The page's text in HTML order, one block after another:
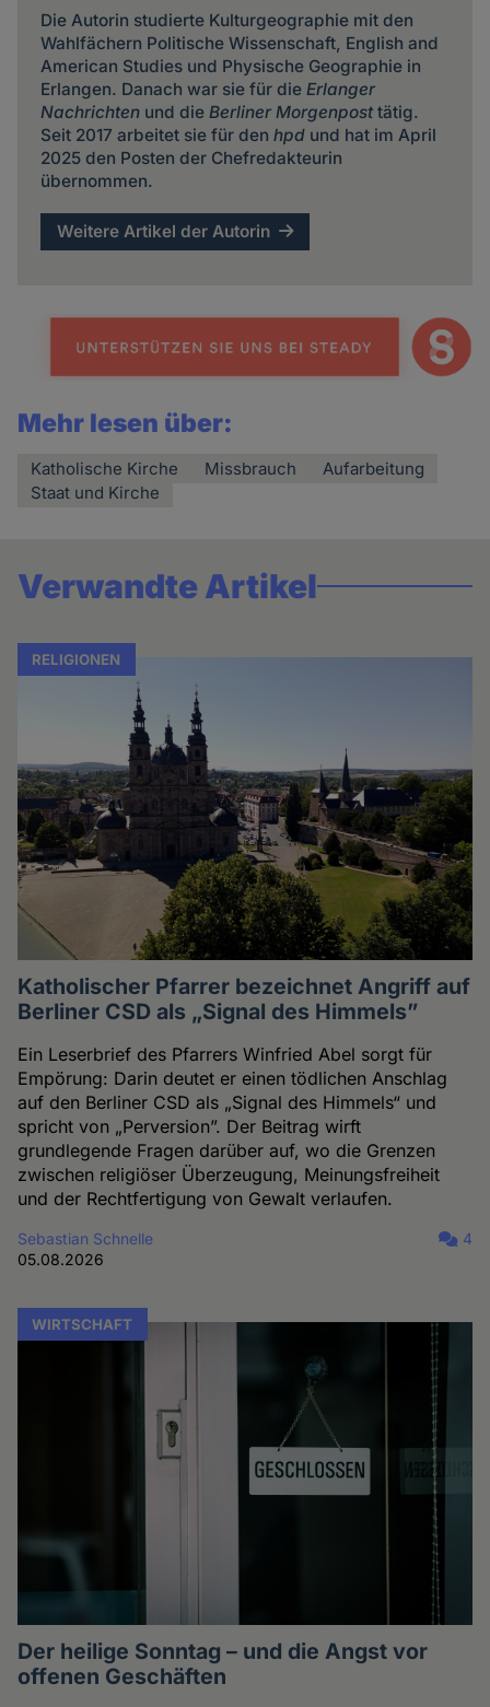
Die Autorin studierte Kulturgeographie mit den
Wahlfächern Politische Wissenschaft, English and
American Studies und Physische Geographie in
Erlangen. Danach war sie für die Erlanger
Nachrichtenund die Berliner Morgenposttätig.
Seit 2017 arbeitet sie für den hpdund hat im April
2025 den Posten der Chefredakteurin
übernommen.
Weitere Artikel der Autorin
Mehr lesen über:
Katholische Kirche Missbrauch
Aufarbeitung
Staat und Kirche
Verwandte Artikel
RELIGIONEN
Katholischer Pfarrer bezeichnet Angriff auf
Berliner CSD als „Signal des Himmels”
Ein Leserbrief des Pfarrers Winfried Abel sorgt für
Empörung: Darin deutet er einen tödlichen Anschlag
auf den Berliner CSD als „Signal des Himmels“ und
spricht von „Perversion”. Der Beitrag wirft
grundlegende Fragen darüber auf, wo die Grenzen
zwischen religiöser Überzeugung, Meinungsfreiheit
und der Rechtfertigung von Gewalt verlaufen.
Sebastian Schnelle
05.08.2026
4
WIRTSCHAFT
Der heilige Sonntag – und die Angst vor
offenen Geschäften